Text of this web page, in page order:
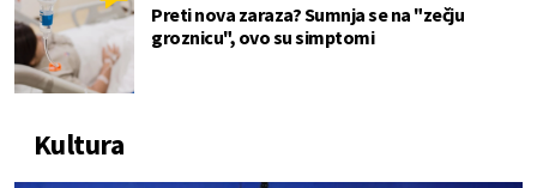
Preti nova zaraza? Sumnja se na "zečju
groznicu", ovo su simptomi
Kultura